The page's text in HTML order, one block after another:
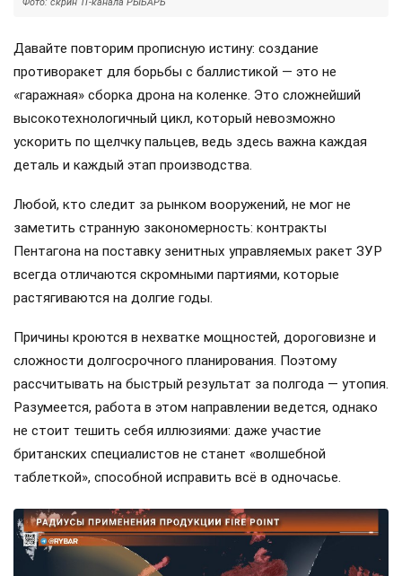
Давайте повторим прописную истину: создание
противоракет для борьбы с баллистикой — это не
«гаражная» сборка дрона на коленке. Это сложнейший
высокотехнологичный цикл, который невозможно
ускорить по щелчку пальцев, ведь здесь важна каждая
деталь и каждый этап производства.
Любой, кто следит за рынком вооружений, не мог не
заметить странную закономерность: контракты
Пентагона на поставку зенитных управляемых ракет ЗУР
всегда отличаются скромными партиями, которые
растягиваются на долгие годы.
Причины кроются в нехватке мощностей, дороговизне и
сложности долгосрочного планирования. Поэтому
рассчитывать на быстрый результат за полгода — утопия.
Разумеется, работа в этом направлении ведется, однако
не стоит тешить себя иллюзиями: даже участие
британских специалистов не станет «волшебной
таблеткой», способной исправить всё в одночасье.